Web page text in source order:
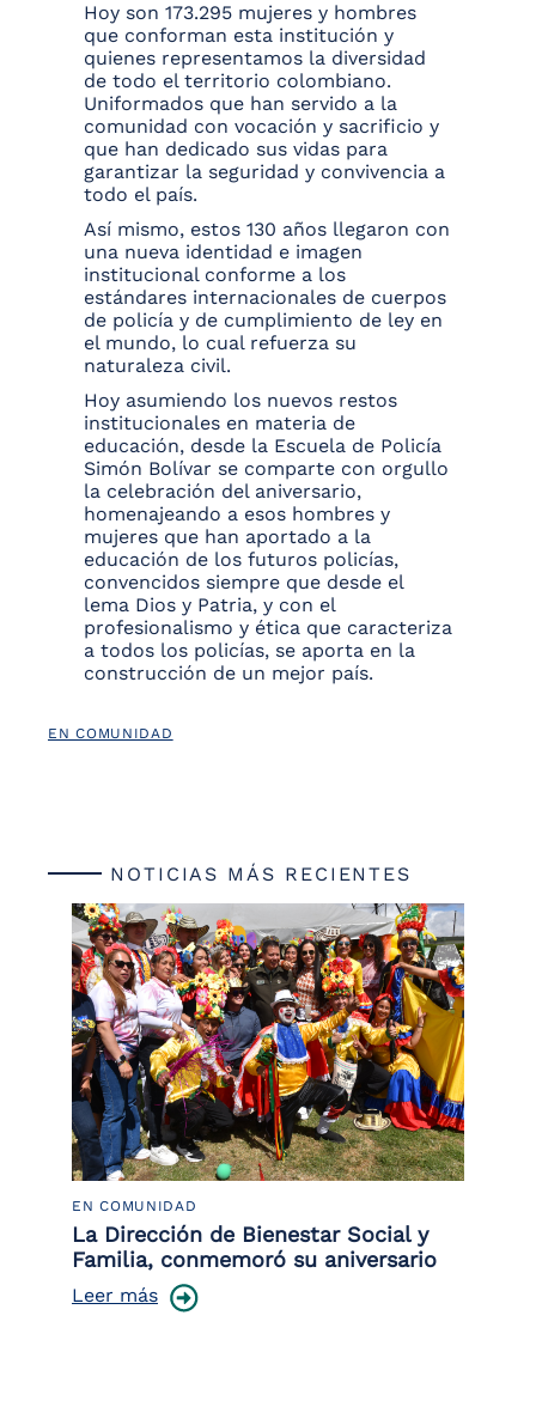
Hoy son 173.295 mujeres y hombres
que conforman esta institución y
quienes representamos la diversidad
de todo el territorio colombiano.
Uniformados que han servido a la
comunidad con vocación y sacrificio y
que han dedicado sus vidas para
garantizar la seguridad y convivencia a
todo el país.
Así mismo, estos 130 años llegaron con
una nueva identidad e imagen
institucional conforme a los
estándares internacionales de cuerpos
de policía y de cumplimiento de ley en
el mundo, lo cual refuerza su
naturaleza civil.
Hoy asumiendo los nuevos restos
institucionales en materia de
educación, desde la Escuela de Policía
Simón Bolívar se comparte con orgullo
la celebración del aniversario,
homenajeando a esos hombres y
mujeres que han aportado a la
educación de los futuros policías,
convencidos siempre que desde el
lema Dios y Patria, y con el
profesionalismo y ética que caracteriza
a todos los policías, se aporta en la
construcción de un mejor país.
EN COMUNIDAD
NOTICIAS MÁS RECIENTES
EN COMUNIDAD
La Dirección de Bienestar Social y
Familia, conmemoró su aniversario
Leer más